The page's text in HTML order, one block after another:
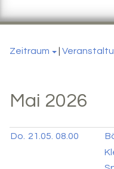
Zeitraum
Mai 2026
Do. 21.05. 08.00